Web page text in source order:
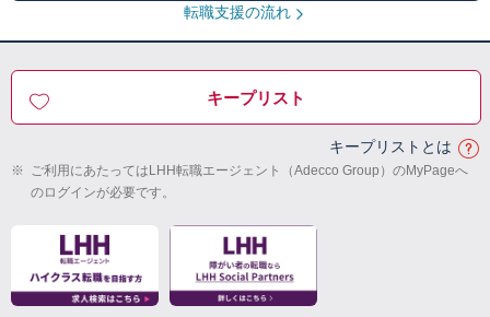
転職支援の流れ
キープリスト
キープリストとは
※ ご利用にあたってはLHH転職エージェント（Adecco Group）のMyPageへ
のログインが必要です。